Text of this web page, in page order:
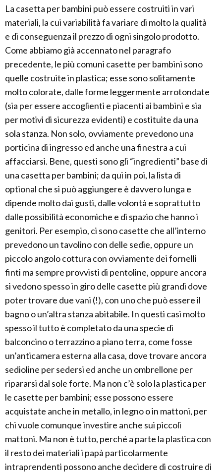
La casetta per bambini può essere costruiti in vari
materiali, la cui variabilità fa variare di molto la qualità
e di conseguenza il prezzo di ogni singolo prodotto.
Come abbiamo già accennato nel paragrafo
precedente, le più comuni casette per bambini sono
quelle costruite in plastica; esse sono solitamente
molto colorate, dalle forme leggermente arrotondate
(sia per essere accoglienti e piacenti ai bambini e sia
per motivi di sicurezza evidenti) e costituite da una
sola stanza. Non solo, ovviamente prevedono una
porticina di ingresso ed anche una finestra a cui
affacciarsi. Bene, questi sono gli “ingredienti” base di
una casetta per bambini; da qui in poi, la lista di
optional che si può aggiungere è davvero lunga e
dipende molto dai gusti, dalle volontà e soprattutto
dalle possibilità economiche e di spazio che hanno i
genitori. Per esempio, ci sono casette che all’interno
prevedono un tavolino con delle sedie, oppure un
piccolo angolo cottura con ovviamente dei fornelli
finti ma sempre provvisti di pentoline, oppure ancora
si vedono spesso in giro delle casette più grandi dove
poter trovare due vani (!), con uno che può essere il
bagno o un’altra stanza abitabile. In questi casi molto
spesso il tutto è completato da una specie di
balconcino o terrazzino a piano terra, come fosse
un’anticamera esterna alla casa, dove trovare ancora
sedioline per sedersi ed anche un ombrellone per
ripararsi dal sole forte. Ma non c’è solo la plastica per
le casette per bambini; esse possono essere
acquistate anche in metallo, in legno o in mattoni, per
chi vuole comunque investire anche sui piccoli
mattoni. Ma non è tutto, perché a parte la plastica con
il resto dei materiali i papà particolarmente
intraprendenti possono anche decidere di costruire di